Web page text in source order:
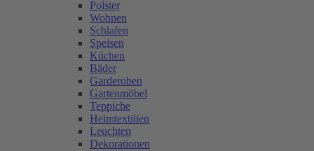
Polster
Wohnen
Schlafen
Speisen
Küchen
Bäder
Garderoben
Gartenmöbel
Teppiche
Heimtextilien
Leuchten
Dekorationen